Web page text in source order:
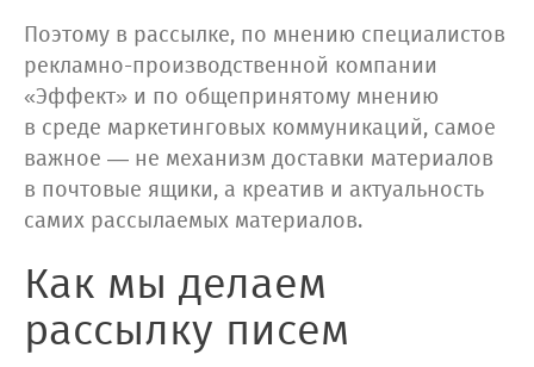
Поэтому в рассылке, по мнению специалистов
рекламно-производственной компании
«Эффект» и по общепринятому мнению
в среде маркетинговых коммуникаций, самое
важное — не механизм доставки материалов
в почтовые ящики, а креатив и актуальность
самих рассылаемых материалов.
Как мы делаем
рассылку писем